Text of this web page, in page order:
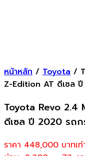
หน้าหลัก / Toyota /
Z-Edition AT ดีเซล
Toyota Revo 2.4
ดีเซล ปี 2020 รถก
ราคา 448,000 บาทเ